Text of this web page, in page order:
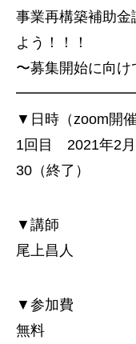
事業再構築補助金
よう！！！
〜募集開始に向
▼日時（zoom開
1回目 2021年2月
30（終了）
▼講師
尾上昌人
▼参加費
無料